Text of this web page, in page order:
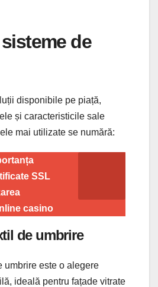
de
disponibile pe piață,
și caracteristicile sale
mai utilizate se numără:
SSL
casino
de umbrire
umbrire este o alegere
ideală pentru fațade vitrate